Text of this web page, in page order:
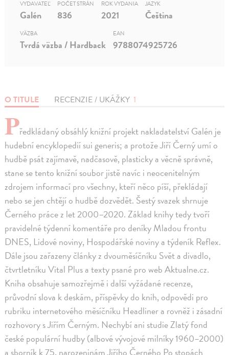
O TITULE RECENZIE / UKÁŽKY 1
Předkládaný obsáhlý knižní projekt nakladatelství Galén je
hudební encyklopedií sui generis; a protože Jiří Černý umí o
hudbě psát zajímavě, nadčasově, plasticky a věcně správně,
stane se tento knižní soubor jistě navíc i neocenitelným
zdrojem informací pro všechny, kteří něco píší, překládají
nebo se jen chtějí o hudbě dozvědět. Šestý svazek shrnuje
Černého práce z let 2000–2020. Základ knihy tedy tvoří
pravidelné týdenní komentáře pro deníky Mladou frontu
DNES, Lidové noviny, Hospodářské noviny a týdeník Reflex.
Dále jsou zařazeny články z dvouměsíčníku Svět a divadlo,
čtvrtletníku Vital Plus a texty psané pro web Aktualne.cz.
Kniha obsahuje samozřejmě i další vyžádané recenze,
průvodní slova k deskám, příspěvky do knih, odpovědi pro
rubriku internetového měsíčníku Headliner a rovněž i zásadní
rozhovory s Jiřím Černým. Nechybí ani studie Zlatý fond
české populární hudby (albové vývojové milníky 1960–2000)
VYDAVATEĽ
Galén
POČET STRÁN
836
ROK VYDANIA
2021
JAZYK
Čeština
VÄZBA
Tvrdá väzba / Hardback
EAN
9788074925726